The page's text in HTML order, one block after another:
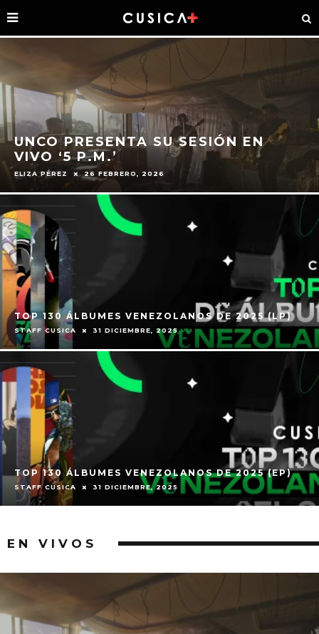
UNCO PRESENTA SU SESIÓN EN
VIVO ‘5 P.M.’
ELIZA PÉREZ 26 FEBRERO, 2026
TOP 130 ÁLBUMES VENEZOLANOS DE 2025 (LP)
STAFF CUSICA 31 DICIEMBRE, 2025
TOP 130 ÁLBUMES VENEZOLANOS DE 2025 (EP)
STAFF CUSICA 31 DICIEMBRE, 2025
EN VIVOS